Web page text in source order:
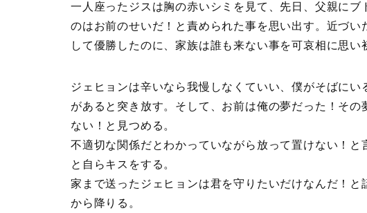
一人座ったジスは胸の赤いシミを見て、先日、父親に
のはお前のせいだ！と責められた事を思い出す。近づ
して優勝したのに、家族は誰も来ない事を可哀相に思い
ジェヒョンは辛いなら我慢しなくていい、僕がそばに
があると突き放す。そして、お前は俺の夢だった！そ
ない！と見つめる。
不適切な関係だとわかっていながら放って置けない！と
と自らキスをする。
家まで送ったジェヒョンは君を守りたいだけなんだ！
から降りる。